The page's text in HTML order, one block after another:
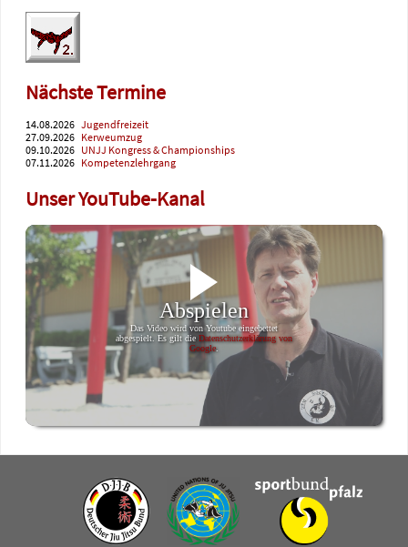
Nächste Termine
14.08.2026 Jugendfreizeit
27.09.2026 Kerweumzug
09.10.2026 UNJJ Kongress & Championships
07.11.2026 Kompetenzlehrgang
Unser YouTube-Kanal